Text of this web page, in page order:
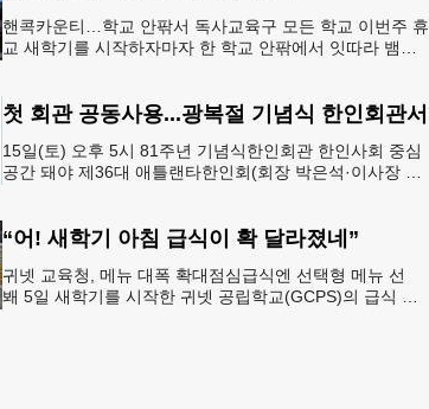
핸콕카운티…학교 안팎서 독사교육구 모든 학교 이번주 휴
교 새학기를 시작하자마자 한 학교 안팎에서 잇따라 뱀들
첫 회관 공동사용...광복절 기념식 한인회관서
15일(토) 오후 5시 81주년 기념식한인회관 한인사회 중심
공간 돼야 제36대 애틀랜타한인회(회장 박은석·이사장 강
“어! 새학기 아침 급식이 확 달라졌네”
귀넷 교육청, 메뉴 대폭 확대점심급식엔 선택형 메뉴 선
봬 5일 새학기를 시작한 귀넷 공립학교(GCPS)의 급식 메